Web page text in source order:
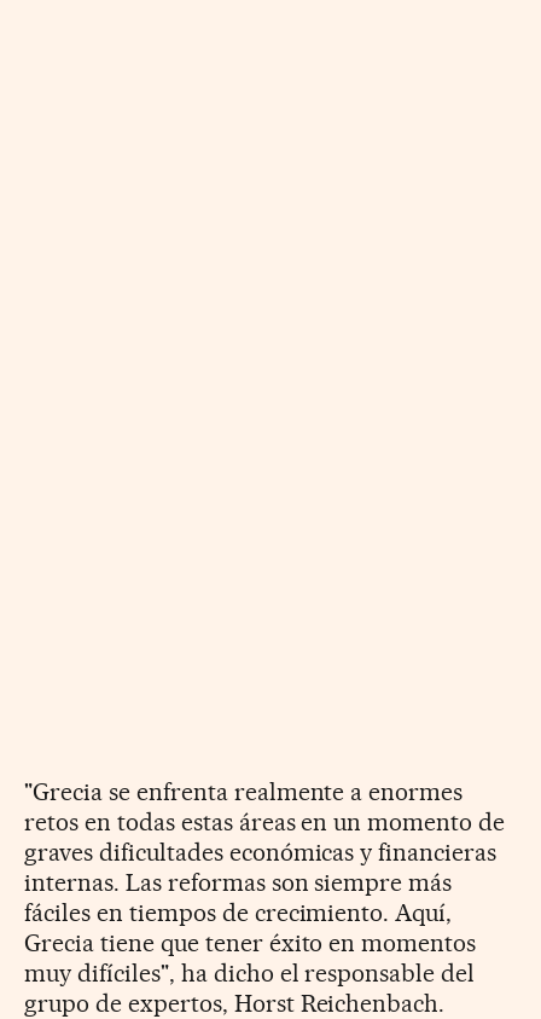
"Grecia se enfrenta realmente a enormes
retos en todas estas áreas en un momento de
graves dificultades económicas y financieras
internas. Las reformas son siempre más
fáciles en tiempos de crecimiento. Aquí,
Grecia tiene que tener éxito en momentos
muy difíciles", ha dicho el responsable del
grupo de expertos, Horst Reichenbach.